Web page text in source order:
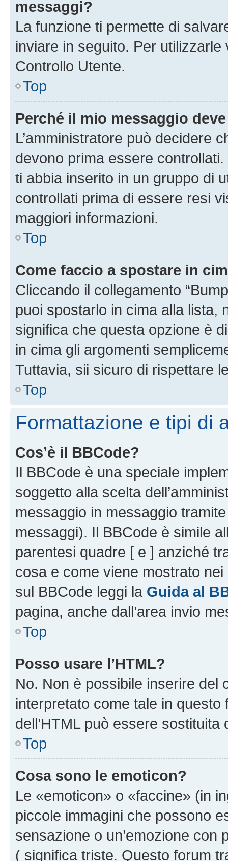
messaggi?
La funzione ti permette di
inviare in seguito. Per utilizzarle
Controllo Utente.
Top
Perché il mio messaggio
L’amministratore può decidere
devono prima essere
ti abbia inserito in un gruppo di
controllati prima di essere resi
maggiori informazioni.
Top
Come faccio a spostare in
Cliccando il collegamento
puoi spostarlo in cima alla lista,
significa che questa opzione è
in cima gli argomenti
Tuttavia, sii sicuro di rispettare
Top
Formattazione e tipi di
Cos’è il BBCode?
Il BBCode è una speciale
soggetto alla scelta
messaggio in messaggio
messaggi). Il BBCode è simile
parentesi quadre [ e ] anziché
cosa e come viene mostrato
sul BBCode leggi la Guida al
pagina, anche dall’area invio
Top
Posso usare l’HTML?
No. Non è possibile inserire del
interpretato come tale in
dell’HTML può essere sostituita
Top
Cosa sono le emoticon?
Le «emoticon» o «faccine» (in
piccole immagini che possono
sensazione o un’emozione
( significa triste. Questo forum